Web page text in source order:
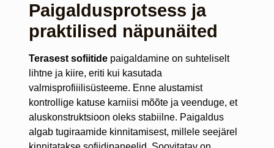
Paigaldusprotsess ja
praktilised näpunäited
Terasest sofiitidepaigaldamine on suhteliselt
lihtne ja kiire, eriti kui kasutada
valmisprofiiilisüsteeme. Enne alustamist
kontrollige katuse karniisi mõõte ja veenduge, et
aluskonstruktsioon oleks stabiilne. Paigaldus
algab tugiraamide kinnitamisest, millele seejärel